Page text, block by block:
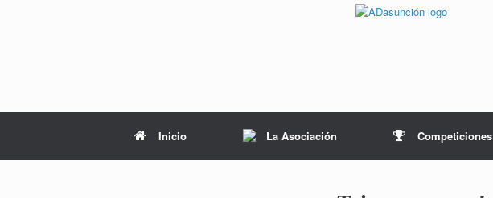
Inicio La Asociación Competiciones